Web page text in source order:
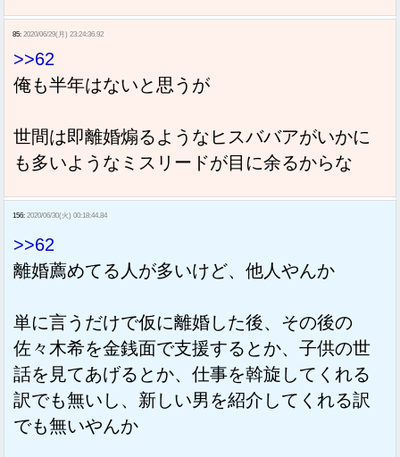
85: 2020/06/29(月) 23:24:36.92
>>62
俺も半年はないと思うが
世間は即離婚煽るようなヒスババアがいかに
も多いようなミスリードが目に余るからな
156: 2020/06/30(火) 00:18:44.84
>>62
離婚薦めてる人が多いけど、他人やんか
単に言うだけで仮に離婚した後、その後の
佐々木希を金銭面で支援するとか、子供の世
話を見てあげるとか、仕事を斡旋してくれる
訳でも無いし、新しい男を紹介してくれる訳
でも無いやんか